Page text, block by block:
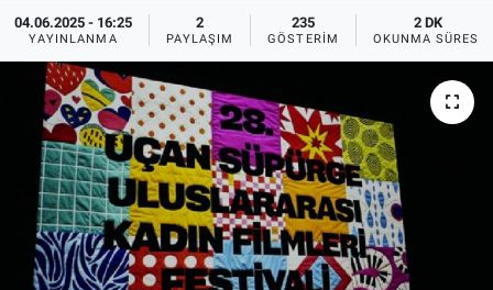
04.06.2025 - 16:25
YAYINLANMA
2
PAYLAŞIM
235
GÖSTERIM
2 DK
OKUNMA SÜRESI
Eğlence
Ekonomi
Forum
Gerçeğin İzinde
Gün Başlıyor